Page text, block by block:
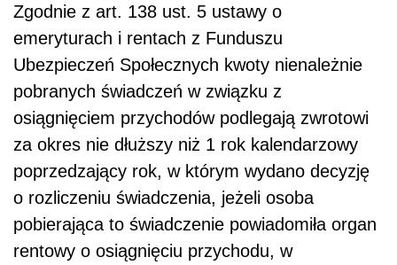
Zgodnie z art. 138 ust. 5 ustawy o
emeryturach i rentach z Funduszu
Ubezpieczeń Społecznych kwoty nienależnie
pobranych świadczeń w związku z
osiągnięciem przychodów podlegają zwrotowi
za okres nie dłuższy niż 1 rok kalendarzowy
poprzedzający rok, w którym wydano decyzję
o rozliczeniu świadczenia, jeżeli osoba
pobierająca to świadczenie powiadomiła organ
rentowy o osiągnięciu przychodu, w